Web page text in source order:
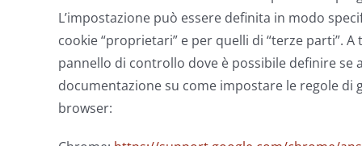
L’impostazione può essere definita in modo
cookie “proprietari” e per quelli di “terze parti”.
pannello di controllo dove è possibile definire
documentazione su come impostare le regole
browser: